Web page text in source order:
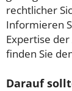
rechtlicher
Informieren
Expertise
finden Sie
Darauf